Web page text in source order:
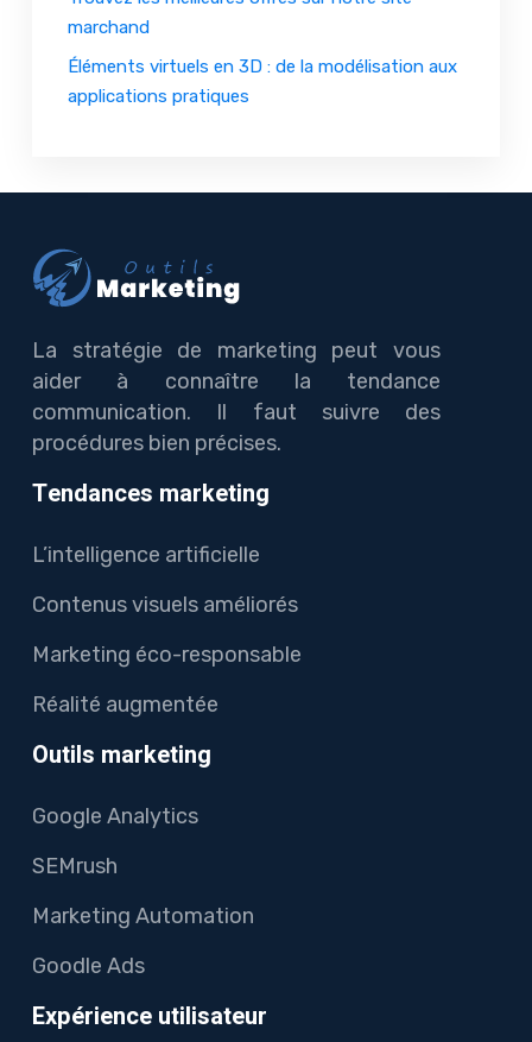
marchand
Éléments virtuels en 3D : de la modélisation aux
applications pratiques
La stratégie de marketing peut vous
aider à connaître la tendance
communication. Il faut suivre des
procédures bien précises.
Tendances marketing
L’intelligence artificielle
Contenus visuels améliorés
Marketing éco-responsable
Réalité augmentée
Outils marketing
Google Analytics
SEMrush
Marketing Automation
Goodle Ads
Expérience utilisateur